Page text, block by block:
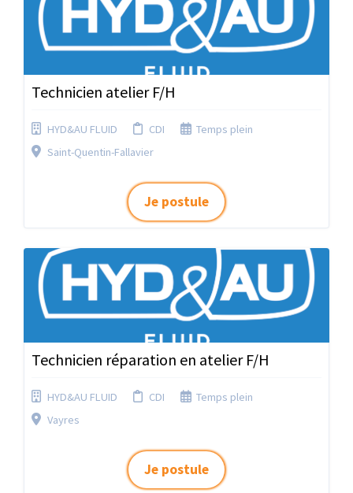
Technicien atelier F/H
HYD&AU FLUID CDI
Temps plein
Saint-Quentin-Fallavier
Je postule
Technicien réparation en atelier F/H
HYD&AU FLUID CDI
Temps plein
Vayres
Je postule